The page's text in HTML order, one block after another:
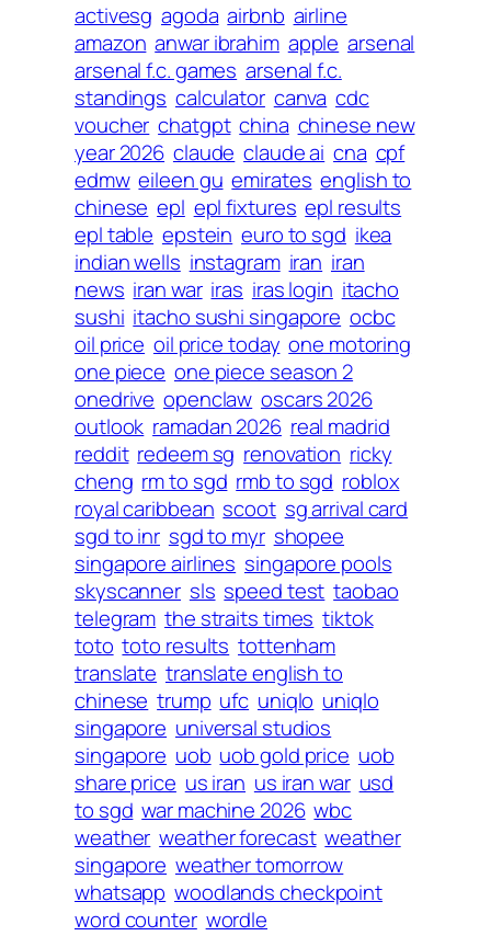
activesg agoda airbnb airline
amazon anwar ibrahim apple arsenal
arsenal f.c. games arsenal f.c.
standings calculator canva cdc
voucher chatgpt china chinese new
year 2026 claude claude ai cna cpf
edmw eileen gu emirates english to
chinese epl epl fixtures epl results
epl table epstein euro to sgd ikea
indian wells instagram iran iran
news iran war iras iras login itacho
sushi itacho sushi singapore ocbc
oil price oil price today one motoring
one piece one piece season 2
onedrive openclaw oscars 2026
outlook ramadan 2026 real madrid
reddit redeem sg renovation ricky
cheng rm to sgd rmb to sgd roblox
royal caribbean scoot sg arrival card
sgd to inr sgd to myr shopee
singapore airlines singapore pools
skyscanner sls speed test taobao
telegram the straits times tiktok
toto toto results tottenham
translate translate english to
chinese trump ufc uniqlo uniqlo
singapore universal studios
singapore uob uob gold price uob
share price us iran us iran war usd
to sgd war machine 2026 wbc
weather weather forecast weather
singapore weather tomorrow
whatsapp woodlands checkpoint
word counter wordle